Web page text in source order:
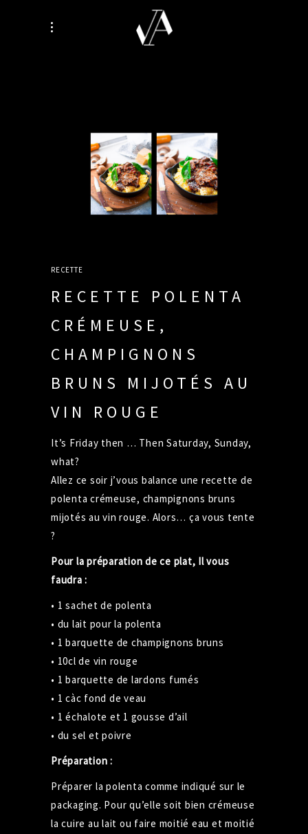
RECETTE
RECETTE POLENTA
CRÉMEUSE,
CHAMPIGNONS
BRUNS MIJOTÉS AU
VIN ROUGE
It’s Friday then … Then Saturday, Sunday,
what?
Allez ce soir j’vous balance une recette de
polenta crémeuse, champignons bruns
mijotés au vin rouge. Alors… ça vous tente
?
Pour la préparation de ce plat, Il vous
faudra :
• 1 sachet de polenta
• du lait pour la polenta
• 1 barquette de champignons bruns
• 10cl de vin rouge
• 1 barquette de lardons fumés
• 1 càc fond de veau
• 1 échalote et 1 gousse d’ail
• du sel et poivre
Préparation :
Préparer la polenta comme indiqué sur le
packaging. Pour qu’elle soit bien crémeuse
la cuire au lait ou faire moitié eau et moitié